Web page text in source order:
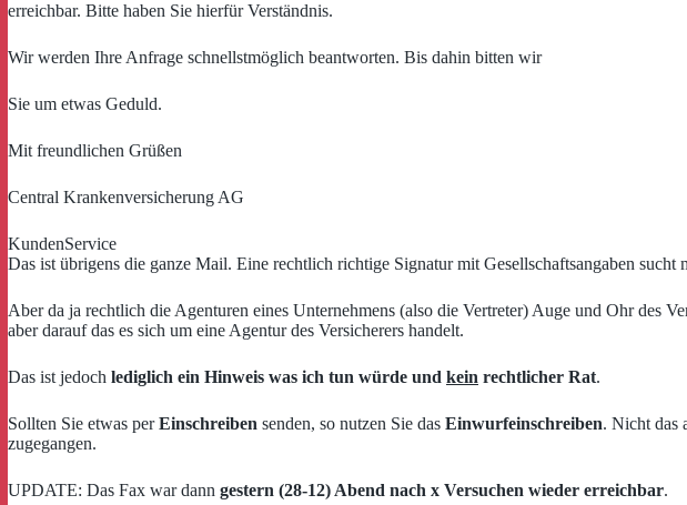
erreichbar. Bitte haben Sie hierfür Verständnis.
Wir werden Ihre Anfrage schnellstmöglich beantworten. Bis dahin bitten wir
Sie um etwas Geduld.
Mit freundlichen Grüßen
Central Krankenversicherung AG
KundenService
Das ist übrigens die ganze Mail. Eine rechtlich richtige Signatur mit Gesellschaftsangaben sucht
Aber da ja rechtlich die Agenturen eines Unternehmens (also die Vertreter) Auge und Ohr des
aber darauf das es sich um eine Agentur des Versicherers handelt.
Das ist jedoch lediglich ein Hinweis was ich tun würde und kein rechtlicher Rat.
Sollten Sie etwas perEinschreiben senden, so nutzen Sie das Einwurfeinschreiben. Nicht das
zugegangen.
UPDATE: Das Fax war dann gestern (28-12) Abend nach x Versuchen wieder erreichbar.